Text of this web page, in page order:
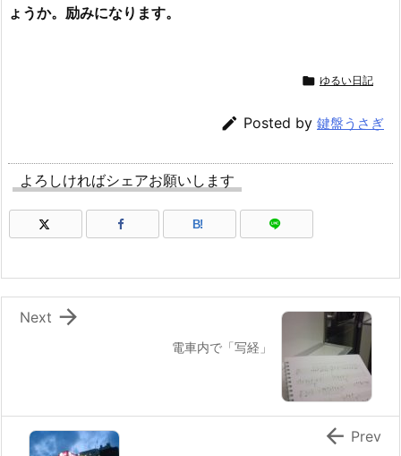
ょうか。励みになります。
 ゆるい日記
 Posted by 鍵盤うさぎ
よろしければシェアお願いします
B!
電車内で「写経」

Next
 Prev